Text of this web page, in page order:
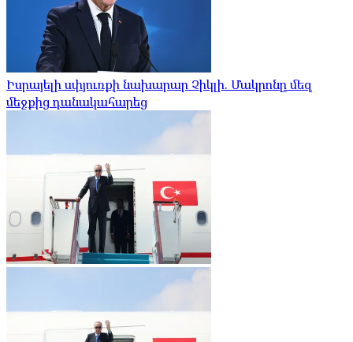
Իսրայելի սփյուռքի նախարար Չիկլի. Մակրոնը մեզ
մեջքից դանակահարեց